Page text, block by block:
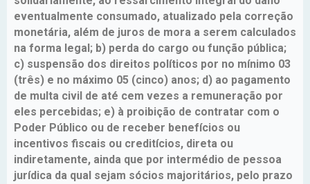
eventualmente consumado, atualizado pela correção
monetária, além de juros de mora a serem calculados
na forma legal; b) perda do cargo ou função pública;
c) suspensão dos direitos políticos por no mínimo 03
(três) e no máximo 05 (cinco) anos; d) ao pagamento
de multa civil de até cem vezes a remuneração por
eles percebidas; e) à proibição de contratar com o
Poder Público ou de receber benefícios ou
incentivos fiscais ou creditícios, direta ou
indiretamente, ainda que por intermédio de pessoa
jurídica da qual sejam sócios majoritários, pelo prazo